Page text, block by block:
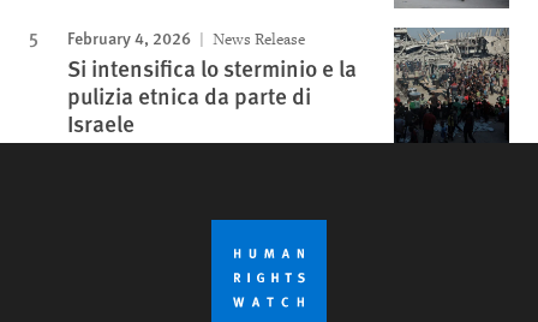
February 4, 2026 News Release
Si intensifica lo sterminio e la
pulizia etnica da parte di
Israele